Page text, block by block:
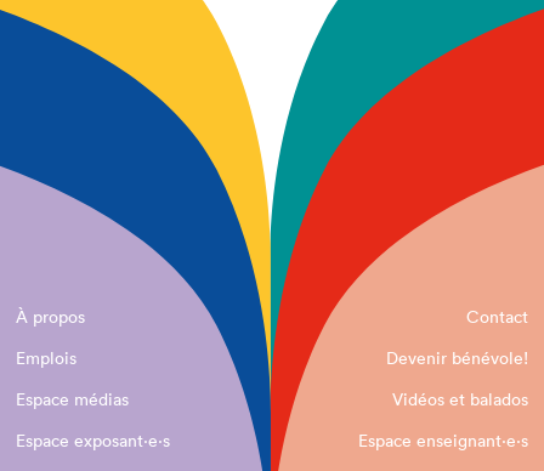
À propos
Contact
Emplois
Devenir bénévole!
Espace médias
Vidéos et balados
Espace exposant·e⋅s
Espace enseignant·e⋅s